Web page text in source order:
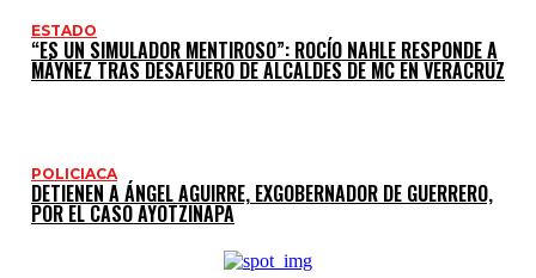
ESTADO
“ES UN SIMULADOR MENTIROSO”: ROCÍO NAHLE RESPONDE A
MÁYNEZ TRAS DESAFUERO DE ALCALDES DE MC EN VERACRUZ
POLICIACA
DETIENEN A ÁNGEL AGUIRRE, EXGOBERNADOR DE GUERRERO,
POR EL CASO AYOTZINAPA